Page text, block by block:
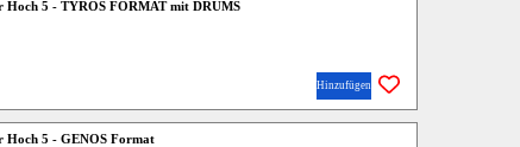
Hoch 5 - TYROS FORMAT mit DRUMS
Hinzufügen
Hoch 5 - GENOS Format